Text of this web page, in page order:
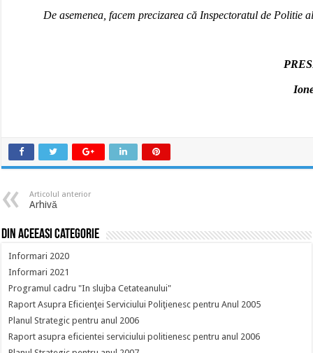
De asemenea, facem precizarea că Inspectoratul de Politie
Articolul anterior
Arhivă
Din aceeasi categorie
Informari 2020
Informari 2021
Programul cadru "In slujba Cetateanului"
Raport Asupra Eficienţei Serviciului Poliţienesc pentru Anul 2005
Planul Strategic pentru anul 2006
Raport asupra eficientei serviciului politienesc pentru anul 2006